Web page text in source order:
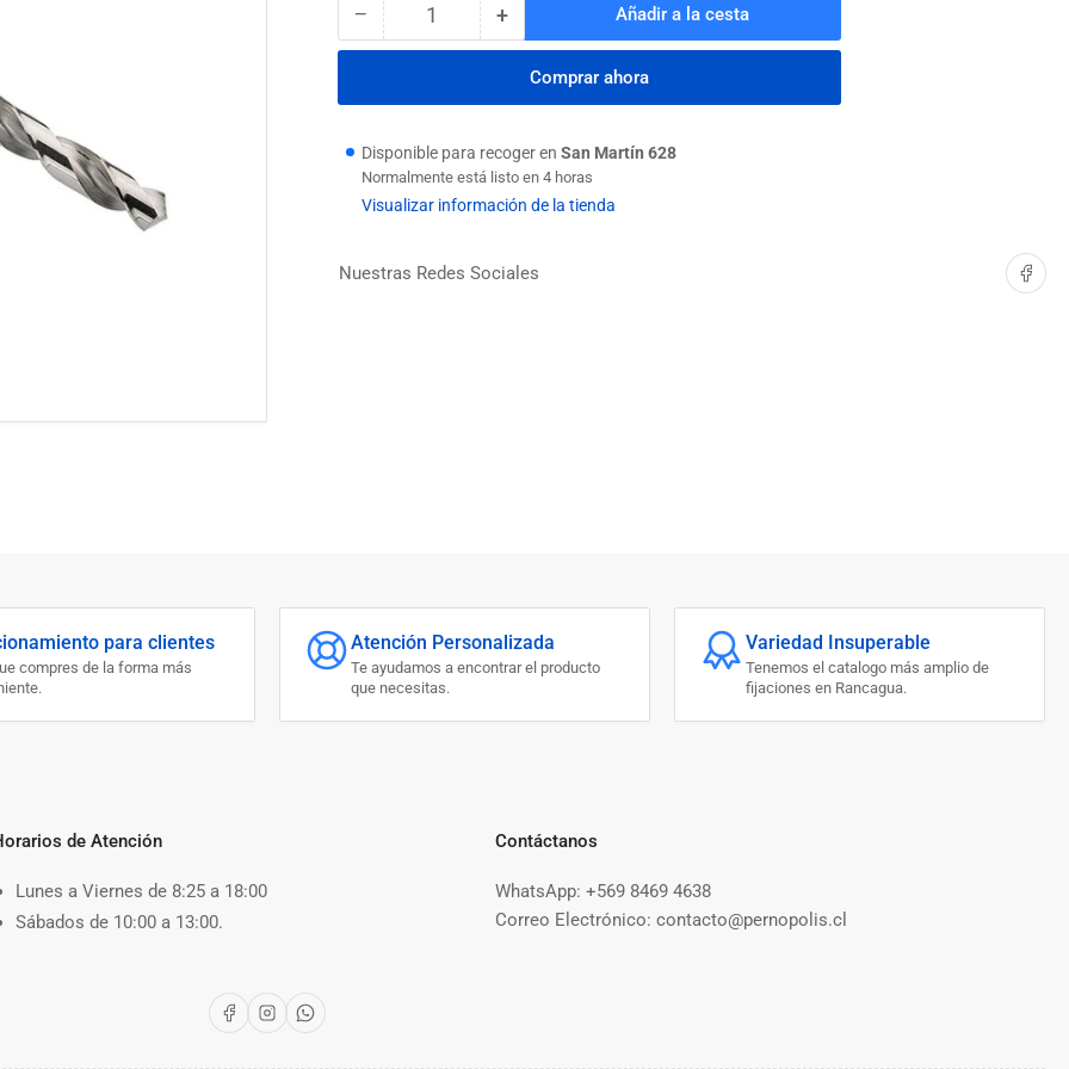
− Reducir
cantidad
BROCA
RECTIFICADA
6MM
Cantidad +Aumentar
cantidad
para
BROCA
RECTIFICADA
6MM
Añadir a la cesta
Comprar ahora
Disponible para recoger en San Martín 628
Normalmente está listo en 4 horas
Visualizar información de la tienda
Nuestras Redes Sociales Compartir
para clientes
compres de la forma más
Atención Personalizada
Te ayudamos a encontrar el producto
que necesitas.
Variedad Insuperable
Tenemos el catalogo más amplio de
fijaciones en Rancagua.
de Atención
Lunes a Viernes de 8:25 a 18:00
Sábados de 10:00 a 13:00.
Contáctanos
WhatsApp: +569 8469 4638
Correo Electrónico: contacto@pernopolis.cl
Facebook
InstagramWhatsApp